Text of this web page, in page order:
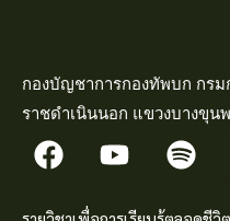
กองบัญชาการกองทัพบก กร
ราชดำเนินนอก แขวงบางขุน